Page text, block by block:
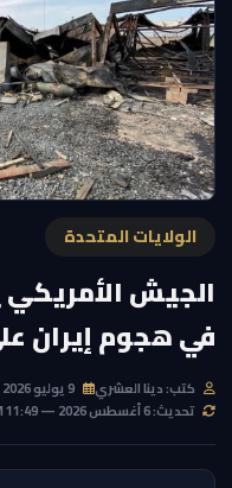
الولايات المتحدة
الجيش
في هجوم إيران
كتب: دينا العشري
تحديث: 6 أغسطس 2026 — 11:49 PM